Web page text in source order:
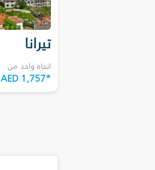
تيرانا
اتجاه واحد من
AED 1,757*